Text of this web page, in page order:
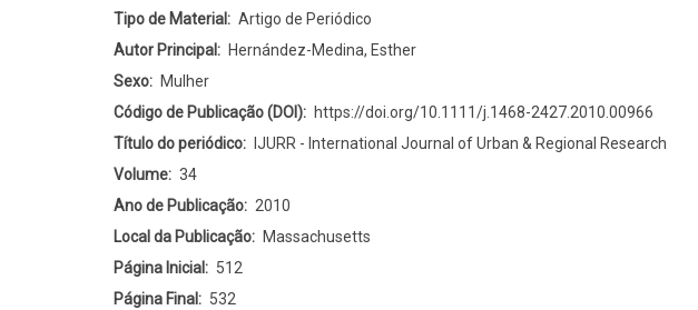
Social
Inclusion
through
Participation:
the
of
the
Participatory
Budget
Tipo de Material
Artigo de Periódico
Autor Principal
Hernández-Medina, Esther
Sexo
Mulher
Código de Publicação (DOI)
https://doi.org/10.1111/j.1468-2427.2010.00966
Título do periódico
IJURR - International Journal of Urban & Regional Research
Volume
34
Ano de Publicação
2010
Local da Publicação
Massachusetts
Página Inicial
512
Página Final
532